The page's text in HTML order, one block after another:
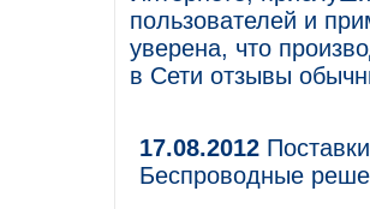
пользователей и
уверена, что
в Сети отзывы
17.08.2012
Беспроводные